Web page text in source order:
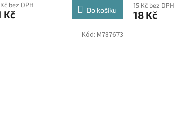
bez DPH
Kč Do košíku
15 Kč bez DPH
18 Kč
Kód: M787673